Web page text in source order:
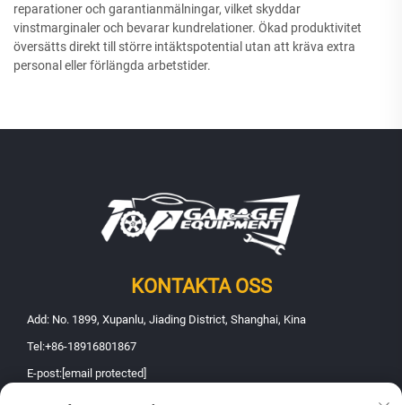
reparationer och garantianmälningar, vilket skyddar
vinstmarginaler och bevarar kundrelationer. Ökad produktivitet
översätts direkt till större intäktspotential utan att kräva extra
personal eller förlängda arbetstider.
KONTAKTA OSS
Add: No. 1899, Xupanlu, Jiading District, Shanghai, Kina
Tel:+86-18916801867
E-post: [email protected]